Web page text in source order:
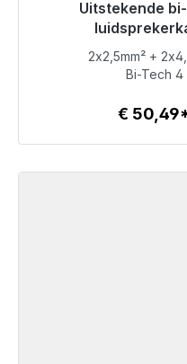
Uitstekende
Klaar voor
levertijd 48
€ 50,49
Details
2x2,5mm² +
Bi-Tech 4
€